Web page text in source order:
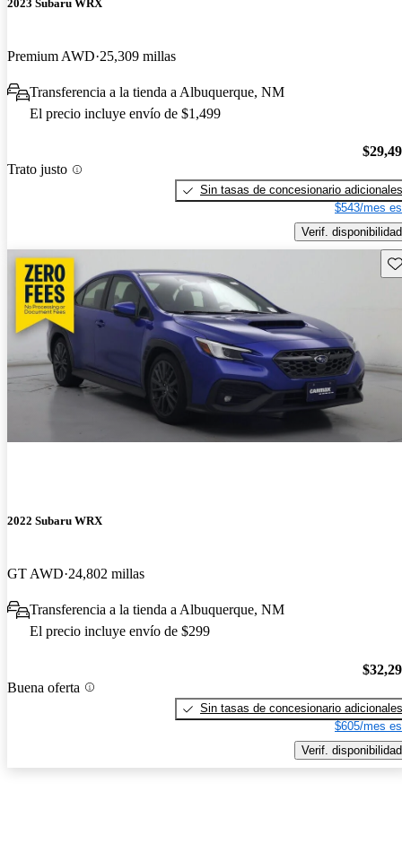
2023 Subaru WRX
Premium AWD 25,309 millas
Transferencia a la tienda a Albuquerque, NM
El precio incluye envío de $1,499
Trato justo
Sin tasas de concesionario adicionales
$543/mes
Verif. disponibilidad
2022 Subaru WRX
GT AWD 24,802 millas
Transferencia a la tienda a Albuquerque, NM
El precio incluye envío de $299
Buena oferta
Sin tasas de concesionario adicionales
$605/mes
Verif. disponibilidad